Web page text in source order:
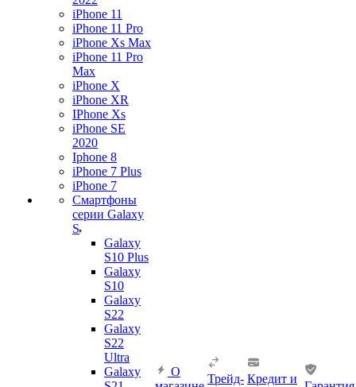
iPhone 11
iPhone 11 Pro
iPhone Xs Max
iPhone 11 Pro
Max
iPhone X
iPhone XR
IPhone Xs
iPhone SE
2020
Iphone 8
iPhone 7 Plus
iPhone 7
Смартфоны
серии Galaxy
S
Galaxy
S10 Plus
Galaxy
S10
Galaxy
S22
Galaxy
S22
Ultra
Galaxy
О
Трейд- Кредит и